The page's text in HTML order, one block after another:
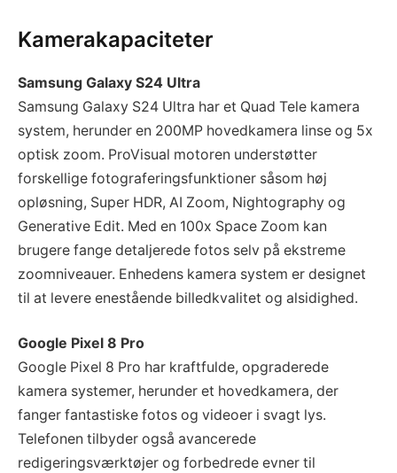
Kamerakapaciteter
Samsung Galaxy S24 Ultra
Samsung Galaxy S24 Ultra har et Quad Tele kamera
system, herunder en 200MP hovedkamera linse og 5x
optisk zoom. ProVisual motoren understøtter
forskellige fotograferingsfunktioner såsom høj
opløsning, Super HDR, AI Zoom, Nightography og
Generative Edit. Med en 100x Space Zoom kan
brugere fange detaljerede fotos selv på ekstreme
zoomniveauer. Enhedens kamera system er designet
til at levere enestående billedkvalitet og alsidighed.
Google Pixel 8 Pro
Google Pixel 8 Pro har kraftfulde, opgraderede
kamera systemer, herunder et hovedkamera, der
fanger fantastiske fotos og videoer i svagt lys.
Telefonen tilbyder også avancerede
redigeringsværktøjer og forbedrede evner til